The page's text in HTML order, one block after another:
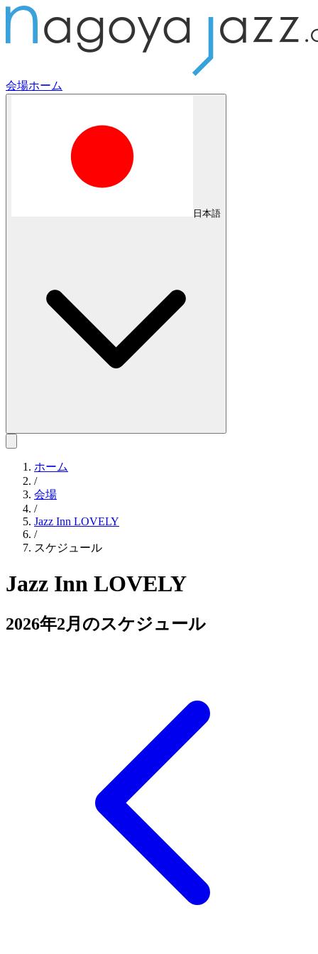
会場ホーム
日本語
ホーム
/
会場
/
Jazz Inn LOVELY
/
スケジュール
Jazz Inn LOVELY
2026年2月のスケジュール